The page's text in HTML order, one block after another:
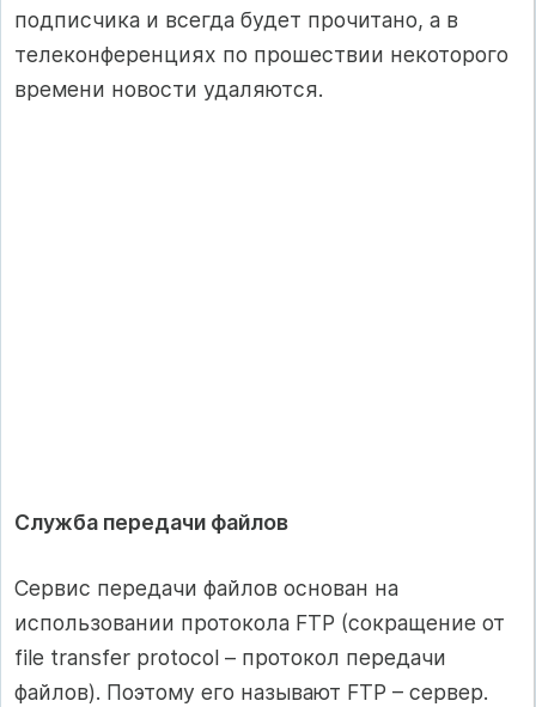
подписчика и всегда будет прочитано, а в
телеконференциях по прошествии некоторого
времени новости удаляются.
Служба передачи файлов
Сервис передачи файлов основан на
использовании протокола FTP (сокращение от
file transfer protocol – протокол передачи
файлов). Поэтому его называют FTP – сервер.